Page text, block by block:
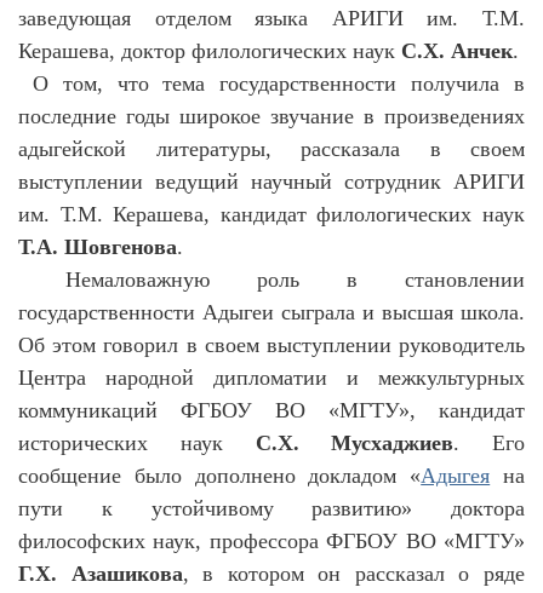
заведующая отделом языка АРИГИ им. Т.М.
Керашева, доктор филологических наук С.Х. Анчек.
О том, что тема государственности получила в
последние годы широкое звучание в произведениях
адыгейской литературы, рассказала в своем
выступлении ведущий научный сотрудник АРИГИ
им. Т.М. Керашева, кандидат филологических наук
Т.А. Шовгенова.
Немаловажную роль в становлении
государственности Адыгеи сыграла и высшая школа.
Об этом говорил в своем выступлении руководитель
Центра народной дипломатии и межкультурных
коммуникаций ФГБОУ ВО «МГТУ», кандидат
исторических наук С.Х. Мусхаджиев. Его
сообщение было дополнено докладом «Адыгея на
пути к устойчивому развитию» доктора
философских наук, профессора ФГБОУ ВО «МГТУ»
Г.Х. Азашикова, в котором он рассказал о ряде